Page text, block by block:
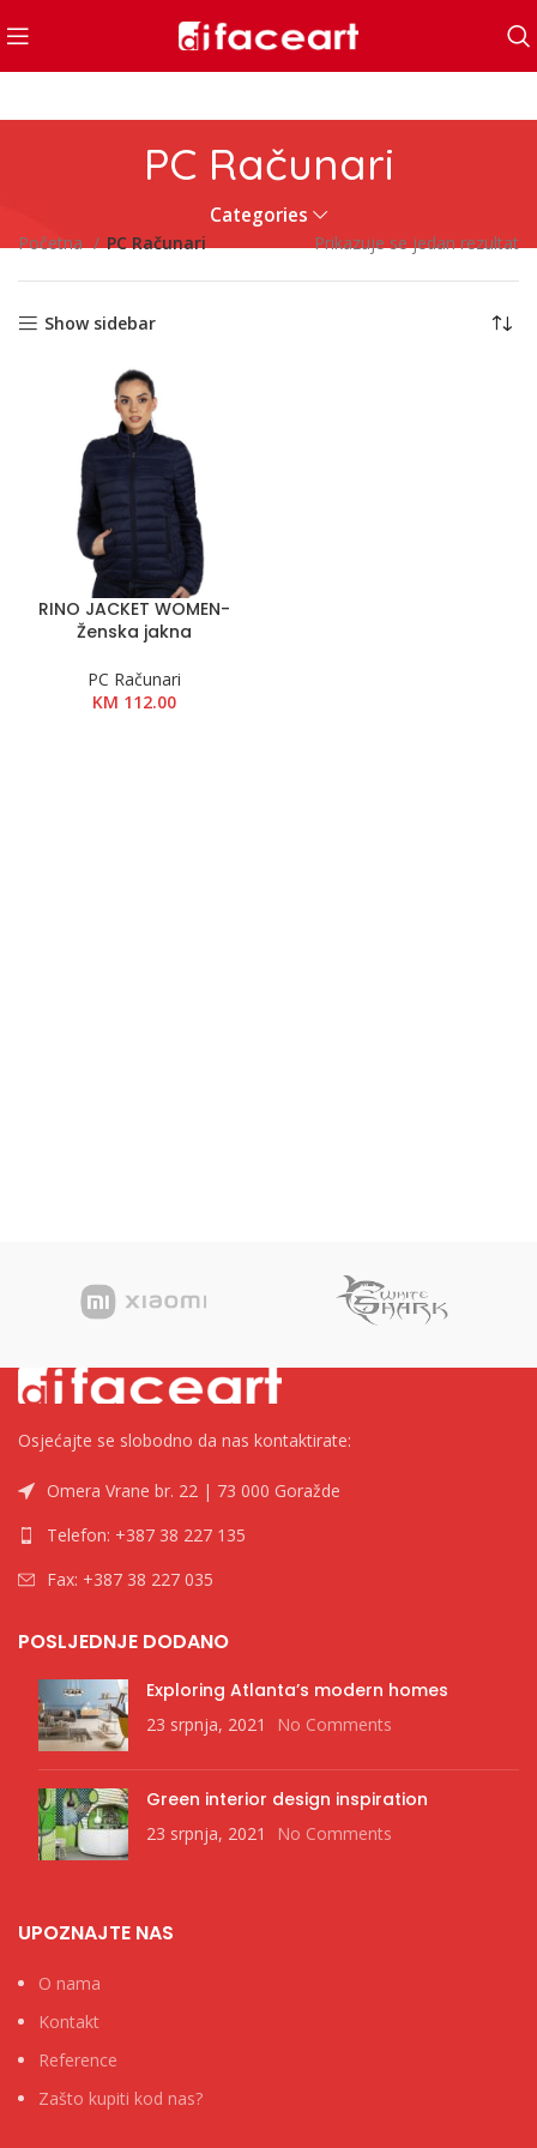
PC Računari
Categories
Početna PC Računari Prikazuje se jedan rezultat
Show sidebar
RINO JACKET WOMEN-
Ženska jakna
PC Računari
KM 112.00
Osjećajte se slobodno da nas kontaktirate:
Omera Vrane br. 22 | 73 000 Goražde
Telefon: +387 38 227 135
Fax: +387 38 227 035
POSLJEDNJE DODANO
Exploring Atlanta’s modern homes
23 srpnja, 2021 No Comments
Green interior design inspiration
23 srpnja, 2021 No Comments
UPOZNAJTE NAS
O nama
Kontakt
Reference
Zašto kupiti kod nas?